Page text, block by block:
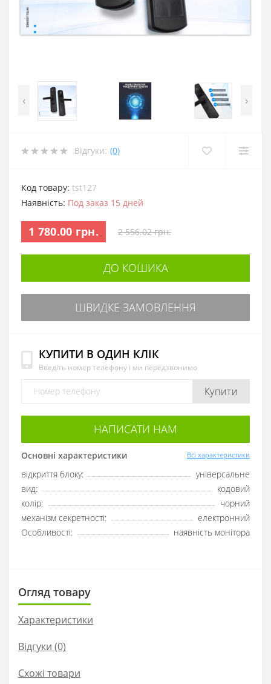
‹ ›
Відгуки: (0)
Код товару: tst127
Наявність: Под заказ 15 дней
1 780.00 грн. 2 556.02 грн.
ДО КОШИКА
ШВИДКЕ ЗАМОВЛЕННЯ
КУПИТИ В ОДИН КЛІК
Введіть номер телефону і ми передзвонимо
Купити
НАПИСАТИ НАМ
Основні характеристики Всі характеристики
відкриття блоку:
універсальне
вид:
кодовий
колір:
чорний
механізм секретності:
електронний
Особливості:
наявність монітора
Огляд товару
Характеристики
Відгуки (0)
Схожі товари